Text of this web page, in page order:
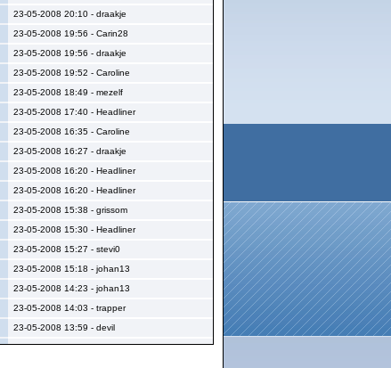
23-05-2008 20:10 - draakje
23-05-2008 19:56 - Carin28
23-05-2008 19:56 - draakje
23-05-2008 19:52 - Caroline
23-05-2008 18:49 - mezelf
23-05-2008 17:40 - Headliner
23-05-2008 16:35 - Caroline
23-05-2008 16:27 - draakje
23-05-2008 16:20 - Headliner
23-05-2008 16:20 - Headliner
23-05-2008 15:38 - grissom
23-05-2008 15:30 - Headliner
23-05-2008 15:27 - stevi0
23-05-2008 15:18 - johan13
23-05-2008 14:23 - johan13
23-05-2008 14:03 - trapper
23-05-2008 13:59 - devil